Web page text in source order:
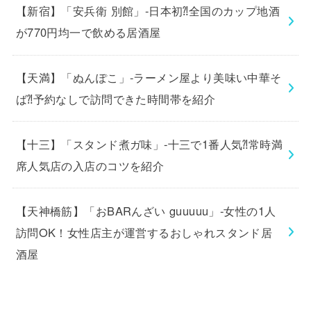
【新宿】「安兵衛 別館」-日本初⁈全国のカップ地酒
が770円均一で飲める居酒屋
【天満】「ぬんぽこ」-ラーメン屋より美味い中華そ
ば⁈予約なしで訪問できた時間帯を紹介
【十三】「スタンド煮ガ味」-十三で1番人気⁈常時満
席人気店の入店のコツを紹介
【天神橋筋】「おBARんざい guuuuu」-女性の1人
訪問OK！女性店主が運営するおしゃれスタンド居
酒屋